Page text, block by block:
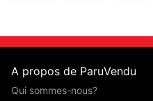
A propos de ParuVendu
Qui sommes-nous?